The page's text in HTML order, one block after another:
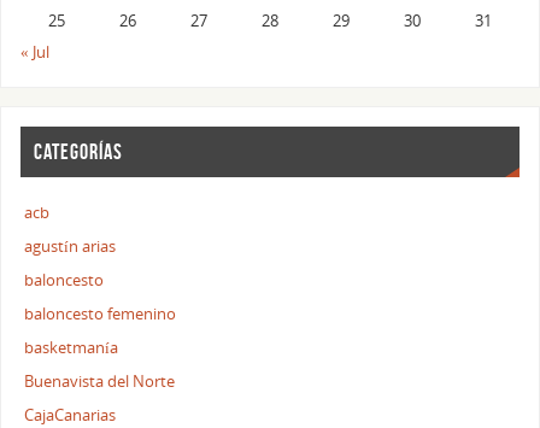
25
26 27 28 29 30
31
« Jul
CATEGORÍAS
acb
agustín arias
baloncesto
baloncesto femenino
basketmanía
Buenavista del Norte
CajaCanarias